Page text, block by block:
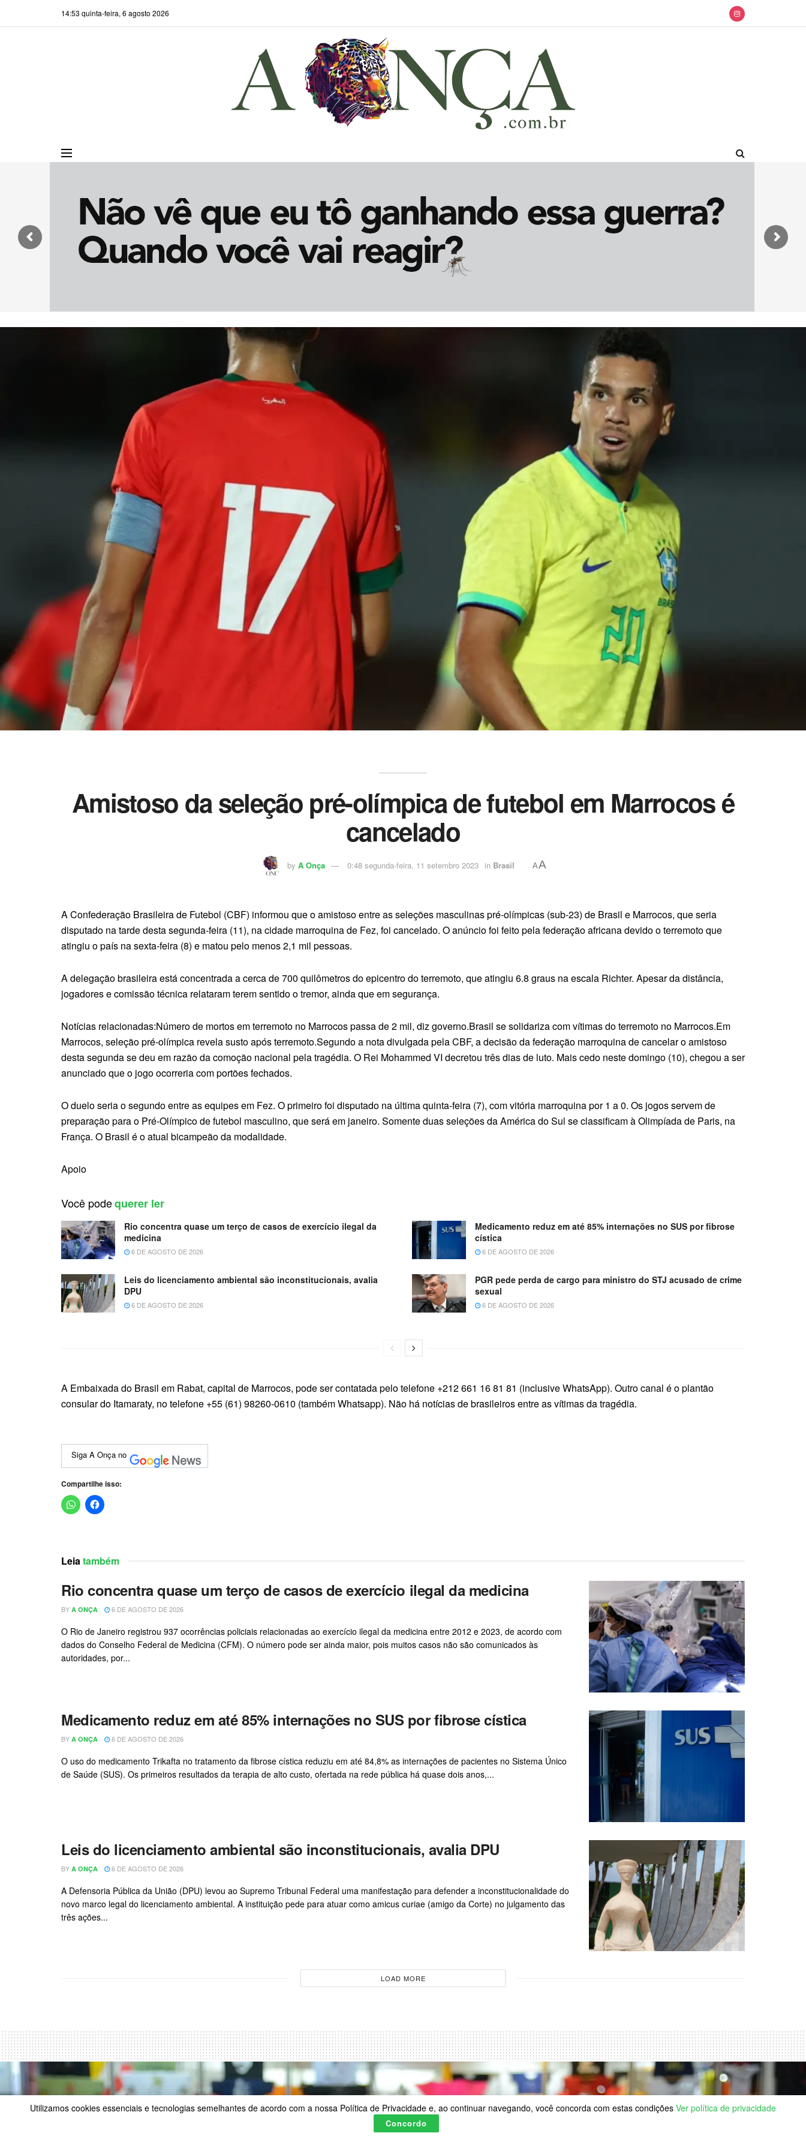
14:53 quinta-feira, 6 agosto 2026
Amistoso da seleção pré-olímpica de futebol em Marrocos é
cancelado
by A Onça 0:48 segunda-feira, 11 setembro 2023 in Brasil AA
A Confederação Brasileira de Futebol (CBF) informou que o amistoso entre as seleções masculinas pré-olímpicas (sub-23) de Brasil e Marrocos, que seria
disputado na tarde desta segunda-feira (11), na cidade marroquina de Fez, foi cancelado. O anúncio foi feito pela federação africana devido o terremoto que
atingiu o país na sexta-feira (8) e matou pelo menos 2,1 mil pessoas.
A delegação brasileira está concentrada a cerca de 700 quilômetros do epicentro do terremoto, que atingiu 6.8 graus na escala Richter. Apesar da distância,
jogadores e comissão técnica relataram terem sentido o tremor, ainda que em segurança.
Notícias relacionadas:Número de mortos em terremoto no Marrocos passa de 2 mil, diz governo.Brasil se solidariza com vítimas do terremoto no Marrocos.Em
Marrocos, seleção pré-olímpica revela susto após terremoto.Segundo a nota divulgada pela CBF, a decisão da federação marroquina de cancelar o amistoso
desta segunda se deu em razão da comoção nacional pela tragédia. O Rei Mohammed VI decretou três dias de luto. Mais cedo neste domingo (10), chegou a ser
anunciado que o jogo ocorreria com portões fechados.
O duelo seria o segundo entre as equipes em Fez. O primeiro foi disputado na última quinta-feira (7), com vitória marroquina por 1 a 0. Os jogos servem de
preparação para o Pré-Olímpico de futebol masculino, que será em janeiro. Somente duas seleções da América do Sul se classificam à Olimpíada de Paris, na
França. O Brasil é o atual bicampeão da modalidade.
Apoio
Você podequerer ler
Rio concentra quase um terço de casos de exercício ilegal da
medicina
6 DE AGOSTO DE 2026
Medicamento reduz em até 85% internações no SUS por fibrose
cística
6 DE AGOSTO DE 2026
Leis do licenciamento ambiental são inconstitucionais, avalia
DPU
6 DE AGOSTO DE 2026
PGR pede perda de cargo para ministro do STJ acusado de crime
sexual
6 DE AGOSTO DE 2026
A Embaixada do Brasil em Rabat, capital de Marrocos, pode ser contatada pelo telefone +212 661 16 81 81 (inclusive WhatsApp). Outro canal é o plantão
consular do Itamaraty, no telefone +55 (61) 98260-0610 (também Whatsapp). Não há notícias de brasileiros entre as vítimas da tragédia.
Siga A Onça no
Compartilhe isso:
Leiatambém
Rio concentra quase um terço de casos de exercício ilegal da medicina
BY A ONÇA 6 DE AGOSTO DE 2026
O Rio de Janeiro registrou 937 ocorrências policiais relacionadas ao exercício ilegal da medicina entre 2012 e 2023, de acordo com
dados do Conselho Federal de Medicina (CFM). O número pode ser ainda maior, pois muitos casos não são comunicados às
autoridades, por...
Medicamento reduz em até 85% internações no SUS por fibrose cística
BY A ONÇA 6 DE AGOSTO DE 2026
O uso do medicamento Trikafta no tratamento da fibrose cística reduziu em até 84,8% as internações de pacientes no Sistema Único
de Saúde (SUS). Os primeiros resultados da terapia de alto custo, ofertada na rede pública há quase dois anos,...
Leis do licenciamento ambiental são inconstitucionais, avalia DPU
BY A ONÇA 6 DE AGOSTO DE 2026
A Defensoria Pública da União (DPU) levou ao Supremo Tribunal Federal uma manifestação para defender a inconstitucionalidade do
novo marco legal do licenciamento ambiental. A instituição pede para atuar como amicus curiae (amigo da Corte) no julgamento das
três ações...
LOAD MORE
Utilizamos cookies essenciais e tecnologias semelhantes de acordo com a nossa Política de Privacidade e, ao continuar navegando, você concorda com estas condições Ver política de privacidade
Concordo